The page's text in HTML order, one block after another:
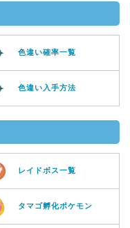
色違い確率一覧
色違い入手方法
レイドボス一覧
タマゴ孵化ポケモン